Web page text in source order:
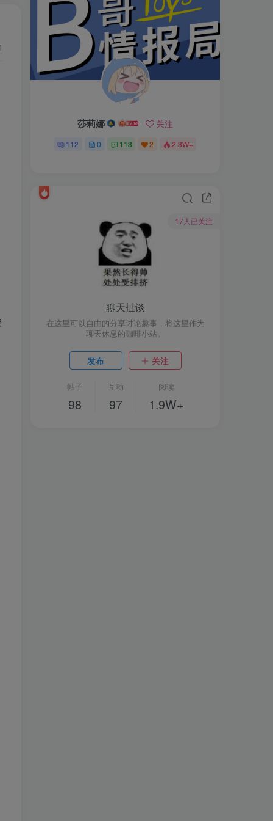
莎莉娜 关注
112 0 113 2 2.3W+
17人已关注
聊天扯谈
在这里可以自由的分享讨论趣事，将这里作为
聊天休息的咖啡小站。
发布 关注
帖子
98
互动
97
阅读
1.9W+